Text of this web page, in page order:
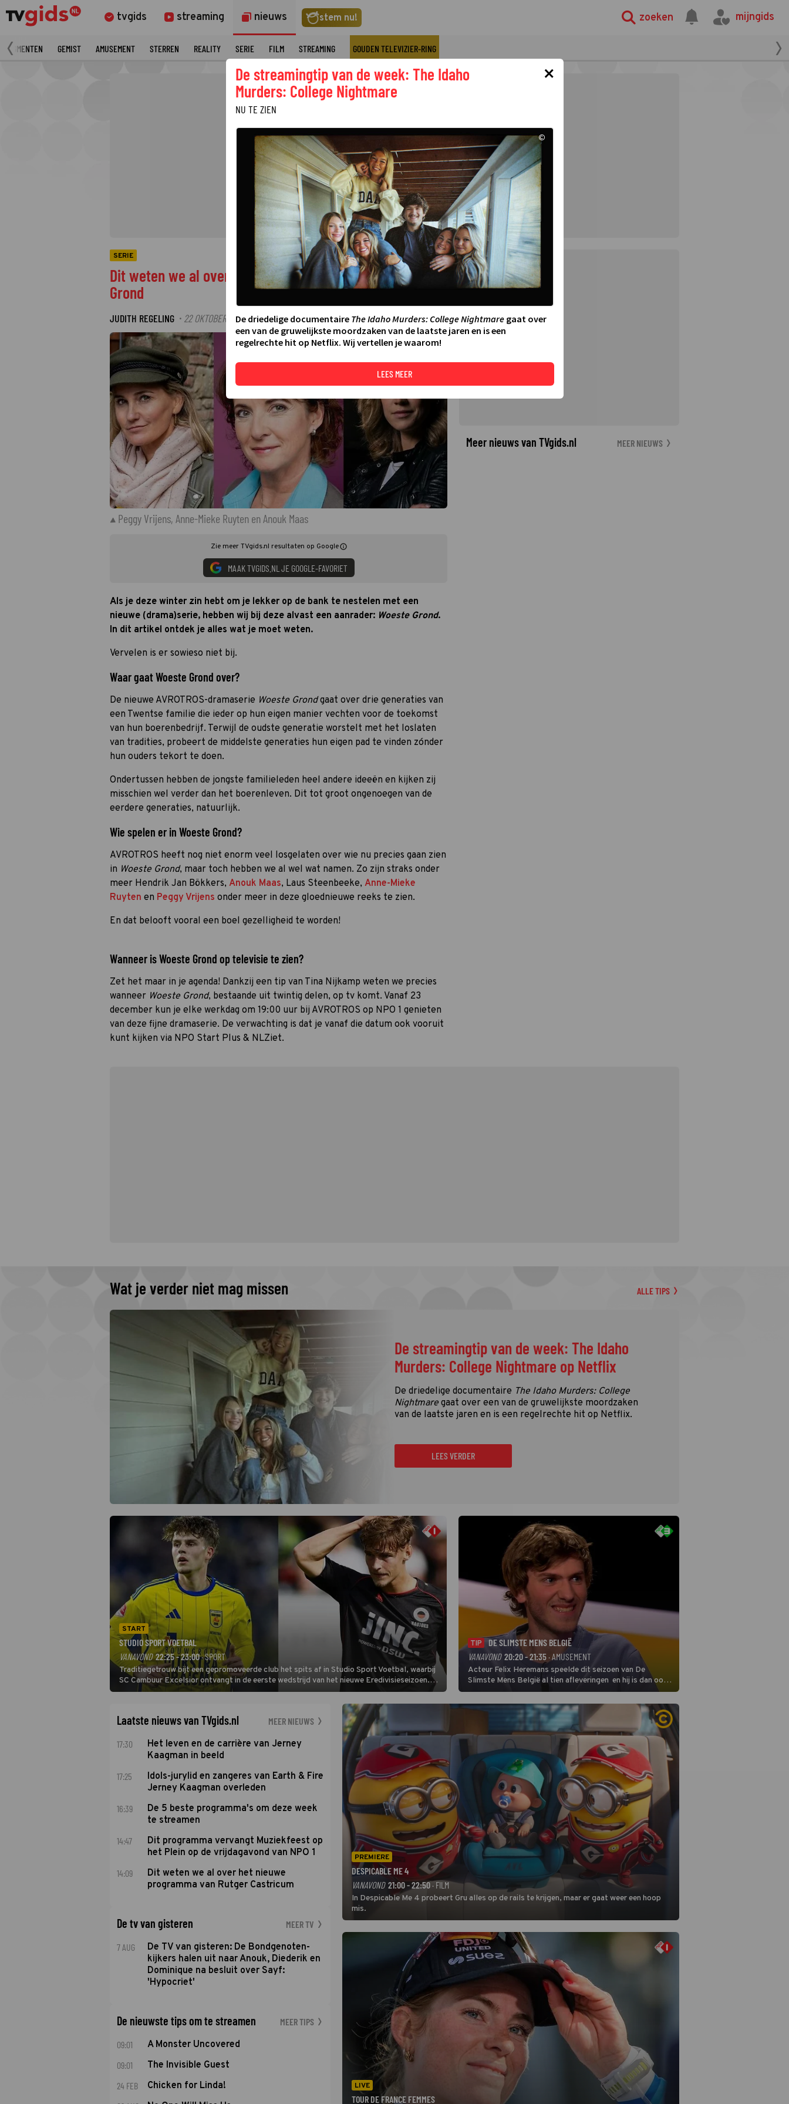
tvgids streaming nieuws stem nu! zoeken mijngids
GEMIST AMUSEMENT STERREN REALITY SERIE FILM STREAMING GOUDEN TELEVIZIER-RING
SERIE
Dit weten we al over de aankomende dramaserie Woeste
Grond
JUDITH REGELING · 22 OKTOBER 2024 15:52
©
Peggy Vrijens, Anne-Mieke Ruyten en Anouk Maas
Zie meer TVgids.nl resultaten op Google
MAAK TVGIDS.NL JE GOOGLE-FAVORIET
Als je deze winter zin hebt om je lekker op de bank te nestelen met een
nieuwe (drama)serie, hebben wij bij deze alvast een aanrader: Woeste Grond.
In dit artikel ontdek je alles wat je moet weten.
Vervelen is er sowieso niet bij.
Waar gaat Woeste Grond over?
De nieuwe AVROTROS-dramaserie Woeste Grondgaat over drie generaties van
een Twentse familie die ieder op hun eigen manier vechten voor de toekomst
van hun boerenbedrijf. Terwijl de oudste generatie worstelt met het loslaten
van tradities, probeert de middelste generaties hun eigen pad te vinden zónder
hun ouders tekort te doen.
Ondertussen hebben de jongste familieleden heel andere ideeën en kijken zij
misschien wel verder dan het boerenleven. Dit tot groot ongenoegen van de
eerdere generaties, natuurlijk.
Wie spelen er in Woeste Grond?
AVROTROS heeft nog niet enorm veel losgelaten over wie nu precies gaan zien
in Woeste Grond, maar toch hebben we al wel wat namen. Zo zijn straks onder
meer Hendrik Jan Bökkers, Anouk Maas, Laus Steenbeeke, Anne-Mieke
Ruyten en Peggy Vrijens onder meer in deze gloednieuwe reeks te zien.
En dat belooft vooral een boel gezelligheid te worden!
Wanneer is Woeste Grond op televisie te zien?
Zet het maar in je agenda! Dankzij een tip van Tina Nijkamp weten we precies
wanneer Woeste Grond, bestaande uit twintig delen, op tv komt. Vanaf 23
december kun je elke werkdag om 19:00 uur bij AVROTROS op NPO 1 genieten
van deze fijne dramaserie. De verwachting is dat je vanaf die datum ook vooruit
kunt kijken via NPO Start Plus & NLZiet.
Meer nieuws van TVgids.nl MEER NIEUWS
Wat je verder niet mag missen ALLE TIPS
De streamingtip van de week: The Idaho
Murders: College Nightmare op Netflix
De driedelige documentaire The Idaho Murders: College
Nightmare gaat over een van de gruwelijkste moordzaken
van de laatste jaren en is een regelrechte hit op Netflix.
LEES VERDER
START
STUDIO SPORT VOETBAL
VANAVOND 22:25 - 23:00· SPORT
Traditiegetrouw bijt een gepromoveerde club het spits af in Studio Sport Voetbal, waarbij
SC Cambuur Excelsior ontvangt in de eerste wedstrijd van het nieuwe Eredivisieseizoen.
De nieuwe oefenmeester is Johan Plat en hij wil aanvallend voetballen.
TIP
DE SLIMSTE MENS BELGIË
VANAVOND 20:20 - 21:35 · AMUSEMENT
Acteur Felix Heremans speelde dit seizoen van De
Slimste Mens België al tien afleveringen en hij is dan ook
de grote favoriet in deze seizoensfinale. En er is
Nederlandse inbreng, want komiek Soundos El Ahmadi
neemt plaats aan de jurytafel.
Laatste nieuws van TVgids.nl MEER NIEUWS
17:30
Het leven en de carrière van Jerney
Kaagman in beeld
17:25
Idols-jurylid en zangeres van Earth & Fire
Jerney Kaagman overleden
16:39
De 5 beste programma's om deze week
te streamen
14:47
Dit programma vervangt Muziekfeest op
het Plein op de vrijdagavond van NPO 1
14:09
Dit weten we al over het nieuwe
programma van Rutger Castricum
De tv van gisteren MEER TV
7 AUG
De TV van gisteren: De Bondgenoten-
kijkers halen uit naar Anouk, Diederik en
Dominique na besluit over Sayf:
'Hypocriet'
De nieuwste tips om te streamen MEER TIPS
09:01 A Monster Uncovered
09:01 The Invisible Guest
24 FEB Chicken for Linda!
PREMIERE
DESPICABLE ME 4
VANAVOND 21:00 - 22:50· FILM
In Despicable Me 4 probeert Gru alles op de rails te krijgen, maar er gaat weer een hoop
mis.
LIVE
TOUR DE FRANCE FEMMES
×
De streamingtip van de week: The Idaho
Murders: College Nightmare
NU TE ZIEN
©
De driedelige documentaire The Idaho Murders: College Nightmaregaat over
een van de gruwelijkste moordzaken van de laatste jaren en is een
regelrechte hit op Netflix. Wij vertellen je waarom!
LEES MEER